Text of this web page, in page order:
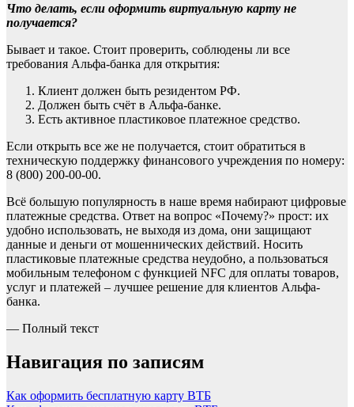
Что делать, если оформить виртуальную карту не
получается?
Бывает и такое. Стоит проверить, соблюдены ли все
требования Альфа-банка для открытия:
Клиент должен быть резидентом РФ.
Должен быть счёт в Альфа-банке.
Есть активное пластиковое платежное средство.
Если открыть все же не получается, стоит обратиться в
техническую поддержку финансового учреждения по номеру:
8 (800) 200-00-00.
Всё большую популярность в наше время набирают цифровые
платежные средства. Ответ на вопрос «Почему?» прост: их
удобно использовать, не выходя из дома, они защищают
данные и деньги от мошеннических действий. Носить
пластиковые платежные средства неудобно, а пользоваться
мобильным телефоном с функцией NFC для оплаты товаров,
услуг и платежей – лучшее решение для клиентов Альфа-
банка.
— Полный текст
Навигация по записям
Как оформить бесплатную карту ВТБ